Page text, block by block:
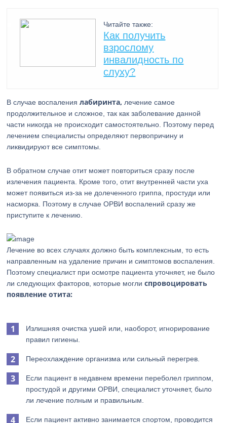
Читайте также:
Как получить
взрослому
инвалидность по
слуху?
В случае воспалениялабиринта, лечение самое
продолжительное и сложное, так как заболевание данной
части никогда не происходит самостоятельно. Поэтому перед
лечением специалисты определяют первопричину и
ликвидируют все симптомы.
В обратном случае отит может повториться сразу после
излечения пациента. Кроме того, отит внутренней части уха
может появиться из-за не долеченного гриппа, простуди или
насморка. Поэтому в случае ОРВИ воспалений сразу же
приступите к лечению.
Лечение во всех случаях должно быть комплексным, то есть
направленным на удаление причин и симптомов воспаления.
Поэтому специалист при осмотре пациента уточняет, не было
ли следующих факторов, которые моглиспровоцировать
появление отита:
Излишняя очистка ушей или, наоборот, игнорирование
правил гигиены.
Переохлаждение организма или сильный перегрев.
Если пациент в недавнем времени переболел гриппом,
простудой и другими ОРВИ, специалист уточняет, было
ли лечение полным и правильным.
Если пациент активно занимается спортом, проводится